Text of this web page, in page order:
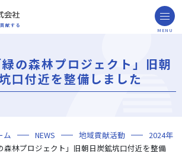
MENU
ョン・社訓
地崎建設
ムート
ョン
の森林プロジェクト」旧朝
口付近を整備しました
ム NEWS 地域貢献活動
2024年
森林プロジェクト」旧朝日炭鉱坑口付近を整備